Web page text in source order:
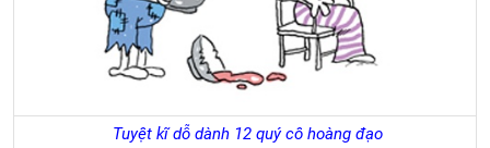
Tuyệt kĩ dỗ dành 12 quý cô hoàng đạo